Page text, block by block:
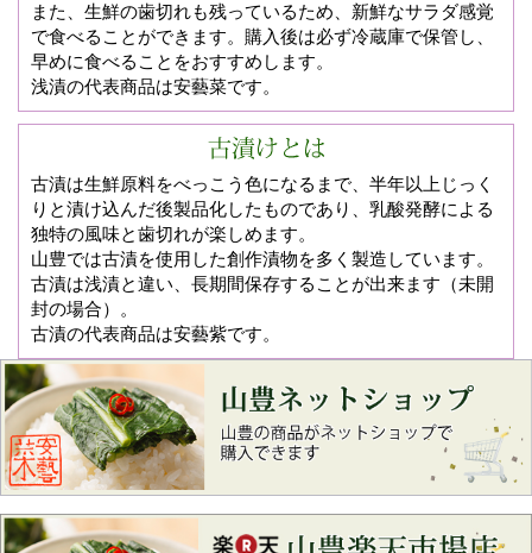
また、生鮮の歯切れも残っているため、新鮮なサラダ感覚
で食べることができます。購入後は必ず冷蔵庫で保管し、
早めに食べることをおすすめします。
浅漬の代表商品は安藝菜です。
古漬は生鮮原料をべっこう色になるまで、半年以上じっく
りと漬け込んだ後製品化したものであり、乳酸発酵による
独特の風味と歯切れが楽しめます。
山豊では古漬を使用した創作漬物を多く製造しています。
古漬は浅漬と違い、長期間保存することが出来ます（未開
封の場合）。
古漬の代表商品は安藝紫です。